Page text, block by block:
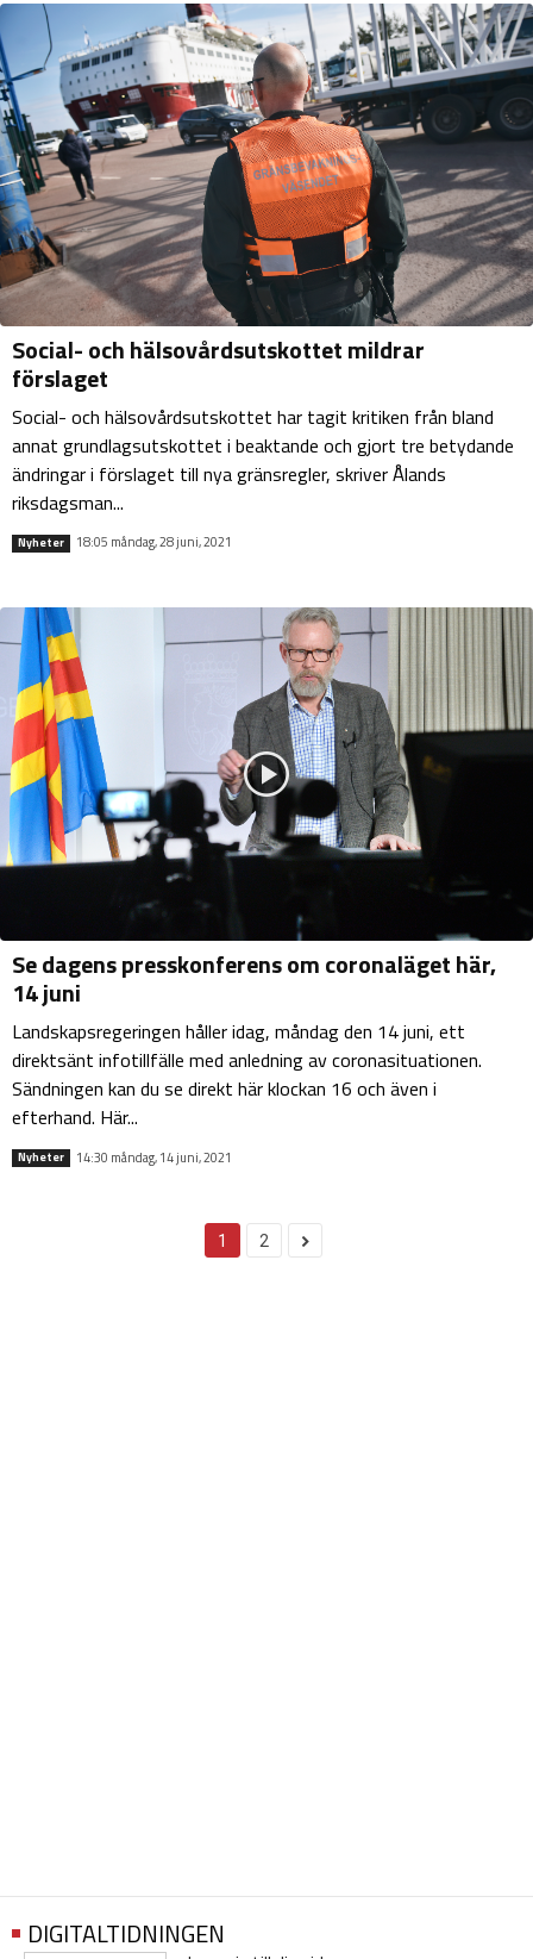
Social- och hälsovårdsutskottet mildrar
förslaget
Social- och hälsovårdsutskottet har tagit kritiken från bland
annat grundlagsutskottet i beaktande och gjort tre betydande
ändringar i förslaget till nya gränsregler, skriver Ålands
riksdagsman...
Nyheter 18:05 måndag, 28 juni, 2021
Se dagens presskonferens om coronaläget här,
14 juni
Landskapsregeringen håller idag, måndag den 14 juni, ett
direktsänt infotillfälle med anledning av coronasituationen.
Sändningen kan du se direkt här klockan 16 och även i
efterhand. Här...
Nyheter 14:30 måndag, 14 juni, 2021
1 2
DIGITALTIDNINGEN